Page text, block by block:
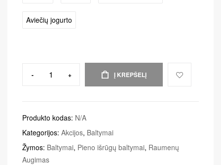
Aviečių jogurto
- + Į KREPŠELĮ
Produkto kodas: N/A
Kategorijos: Akcijos, Baltymai
Žymos: Baltymai, Pieno išrūgų baltymai, Raumenų
Augimas